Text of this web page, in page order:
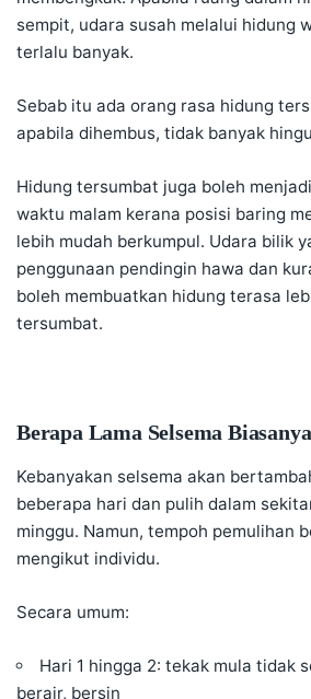
sempit, udara susah melalui hidung
terlalu banyak.
Sebab itu ada orang rasa hidung
apabila dihembus, tidak banyak
Hidung tersumbat juga boleh
waktu malam kerana posisi baring
lebih mudah berkumpul. Udara bilik
penggunaan pendingin hawa dan
boleh membuatkan hidung terasa
tersumbat.
Berapa Lama Selsema
Kebanyakan selsema akan
beberapa hari dan pulih dalam
minggu. Namun, tempoh pemulihan
mengikut individu.
Secara umum:
Hari 1 hingga 2: tekak mula tidak
berair, bersin